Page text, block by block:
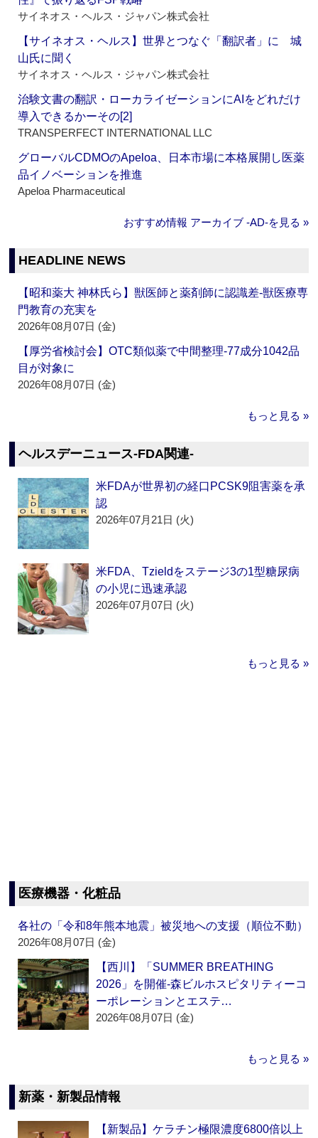
サイネオス・ヘルス・ジャパン株式会社
【サイネオス・ヘルス】世界とつなぐ「翻訳者」に 城
山氏に聞く
サイネオス・ヘルス・ジャパン株式会社
治験文書の翻訳・ローカライゼーションにAIをどれだけ
導入できるかーその[2]
TRANSPERFECT INTERNATIONAL LLC
グローバルCDMOのApeloa、日本市場に本格展開し医薬
品イノベーションを推進
Apeloa Pharmaceutical
おすすめ情報 アーカイブ ‐AD‐を見る »
HEADLINE NEWS
【昭和薬大 神林氏ら】獣医師と薬剤師に認識差‐獣医療専
門教育の充実を
2026年08月07日 (金)
【厚労省検討会】OTC類似薬で中間整理‐77成分1042品
目が対象に
2026年08月07日 (金)
もっと見る »
ヘルスデーニュース‐FDA関連‐
米FDAが世界初の経口PCSK9阻害薬を承
認
2026年07月21日 (火)
米FDA、Tzieldをステージ3の1型糖尿病
の小児に迅速承認
2026年07月07日 (火)
もっと見る »
医療機器・化粧品
各社の「令和8年熊本地震」被災地への支援（順位不動）
2026年08月07日 (金)
【西川】「SUMMER BREATHING
2026」を開催‐森ビルホスピタリティーコ
ーポレーションとエステ…
2026年08月07日 (金)
もっと見る »
新薬・新製品情報
【新製品】ケラチン極限濃度6800倍以上